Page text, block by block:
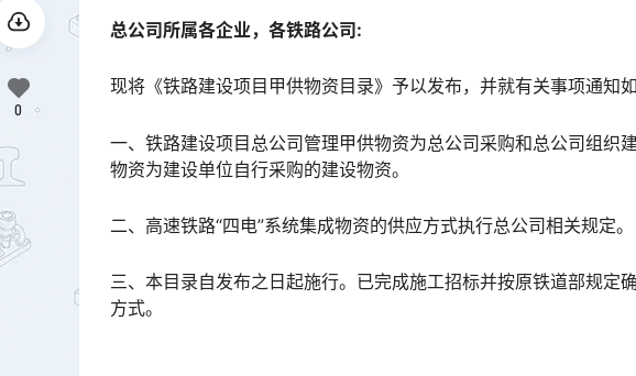
总公司所属各企业，各铁路公司:
现将《铁路建设项目甲供物资目录》予以发布，并就有关事项通知
一、铁路建设项目总公司管理甲供物资为总公司采购和总公司组织
物资为建设单位自行采购的建设物资。
二、高速铁路“四电”系统集成物资的供应方式执行总公司相关规定。
三、本目录自发布之日起施行。已完成施工招标并按原铁道部规定
方式。
0